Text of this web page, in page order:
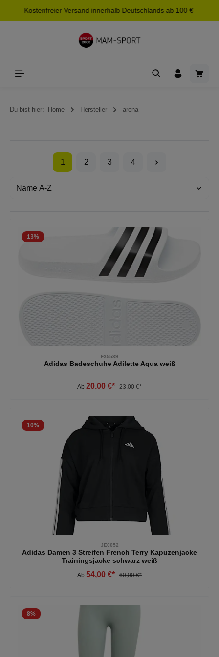
springen
Kostenfreier Versand innerhalb Deutschlands ab 100 €
Du bist hier: Home Hersteller arena
1 2 3 4
13%
F35539
Adidas Badeschuhe Adilette Aqua weiß
Ab 20,00 €* 23,00 €*
10%
JE0052
Adidas Damen 3 Streifen French Terry Kapuzenjacke
Trainingsjacke schwarz weiß
Ab 54,00 €* 60,00 €*
8%